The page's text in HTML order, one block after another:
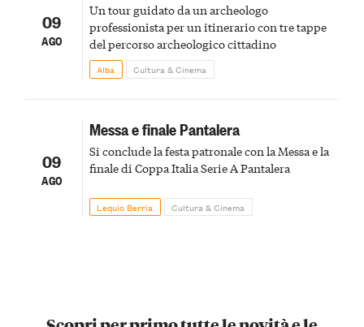
09
AGO
Un tour guidato da un archeologo
professionista per un itinerario con tre tappe
del percorso archeologico cittadino
Alba Cultura & Cinema
09
AGO
Messa e finale Pantalera
Si conclude la festa patronale con la Messa e la
finale di Coppa Italia Serie A Pantalera
Lequio Berria Cultura & Cinema